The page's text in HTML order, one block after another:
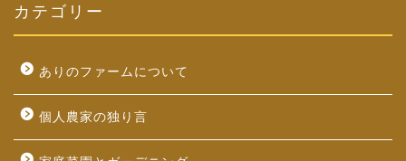
カテゴリー
ありのファームについて
個人農家の独り言